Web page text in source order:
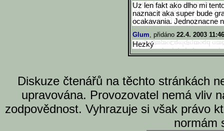
Uz len fakt ako dlho mi
naznacit aka super bude
ocakavania. Jednoznacne
Glum, přidáno 22.4. 2003
Hezký
Diskuze čtenářů na těchto stránkách
upravována. Provozovatel nemá vliv
zodpovědnost. Vyhrazuje si však právo
normám